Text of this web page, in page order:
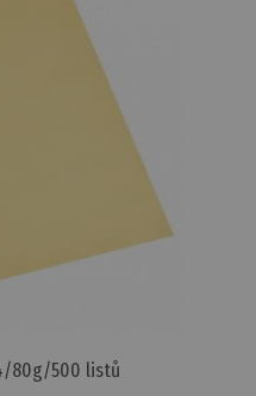
80g/500 listů